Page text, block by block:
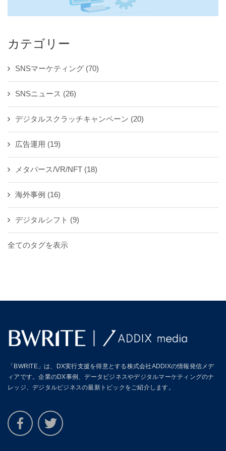
カテゴリー
SNSマーケティング (70)
SNSニュース (26)
デジタルスクラッチキャンペーン (20)
広告運用 (19)
メタバース/VR/NFT (18)
海外事例 (16)
デジタルシフト (9)
全てのタグを表示
「BWRITE」は、DX実行支援を得意とする株式会社ADDIXの情報発信メデ
ィアです。企業のDX事例、データビジネスやデジタルマーケティングのナ
レッジ、デジタルビジネスの最新トピックをご紹介します。